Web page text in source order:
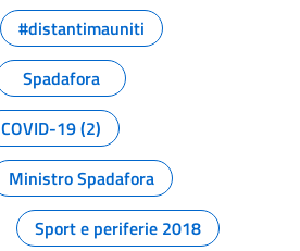
#distantimauniti
Spadafora
COVID-19 (2)
Ministro Spadafora
Sport e periferie 2018